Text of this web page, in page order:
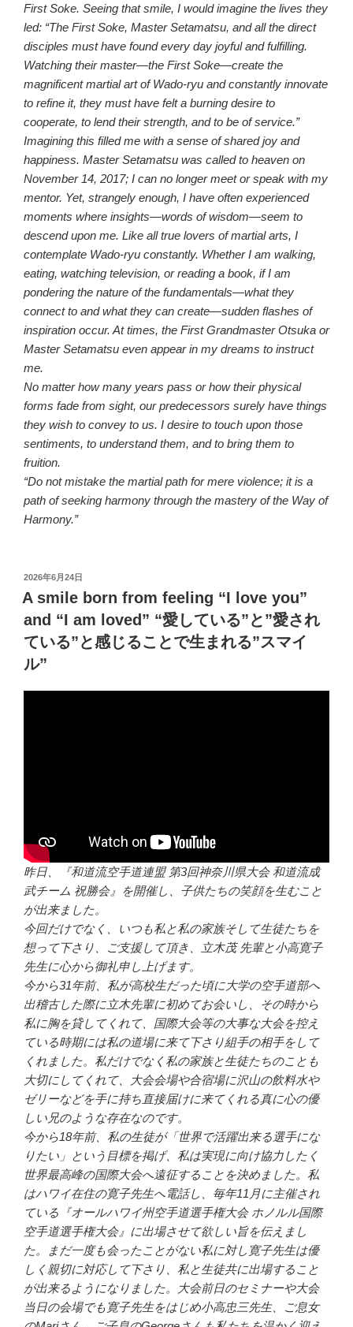
First Soke. Seeing that smile, I would imagine the lives they
led: “The First Soke, Master Setamatsu, and all the direct
disciples must have found every day joyful and fulfilling.
Watching their master—the First Soke—create the
magnificent martial art of Wado-ryu and constantly innovate
to refine it, they must have felt a burning desire to
cooperate, to lend their strength, and to be of service.”
Imagining this filled me with a sense of shared joy and
happiness. Master Setamatsu was called to heaven on
November 14, 2017; I can no longer meet or speak with my
mentor. Yet, strangely enough, I have often experienced
moments where insights—words of wisdom—seem to
descend upon me. Like all true lovers of martial arts, I
contemplate Wado-ryu constantly. Whether I am walking,
eating, watching television, or reading a book, if I am
pondering the nature of the fundamentals—what they
connect to and what they can create—sudden flashes of
inspiration occur. At times, the First Grandmaster Otsuka or
Master Setamatsu even appear in my dreams to instruct
me.
No matter how many years pass or how their physical
forms fade from sight, our predecessors surely have things
they wish to convey to us. I desire to touch upon those
sentiments, to understand them, and to bring them to
fruition.
“Do not mistake the martial path for mere violence; it is a
path of seeking harmony through the mastery of the Way of
Harmony.”
投
稿
日:
2026年6月24日
A smile born from feeling “I love you”
and “I am loved” “愛している”と”愛され
ている”と感じることで生まれる”スマイ
ル”
昨日、『和道流空手道連盟 第3回神奈川県大会 和道流成
武チーム 祝勝会』を開催し、子供たちの笑顔を生むこと
が出来ました。
今回だけでなく、いつも私と私の家族そして生徒たちを
想って下さり、ご支援して頂き、立木茂 先輩と小高寛子
先生に心から御礼申し上げます。
今から31年前、私が高校生だった頃に大学の空手道部へ
出稽古した際に立木先輩に初めてお会いし、その時から
私に胸を貸してくれて、国際大会等の大事な大会を控え
ている時期には私の道場に来て下さり組手の相手をして
くれました。私だけでなく私の家族と生徒たちのことも
大切にしてくれて、大会会場や合宿場に沢山の飲料水や
ゼリーなどを手に持ち直接届けに来てくれる真に心の優
しい兄のような存在なのです。
今から18年前、私の生徒が「世界で活躍出来る選手にな
りたい」という目標を掲げ、私は実現に向け協力したく
世界最高峰の国際大会へ遠征することを決めました。私
はハワイ在住の寛子先生へ電話し、毎年11月に主催され
ている『オールハワイ州空手道選手権大会 ホノルル国際
空手道選手権大会』に出場させて欲しい旨を伝えまし
た。まだ一度も会ったことがない私に対し寛子先生は優
しく親切に対応して下さり、私と生徒共に出場すること
が出来るようになりました。大会前日のセミナーや大会
当日の会場でも寛子先生をはじめ小高忠三先生、ご息女